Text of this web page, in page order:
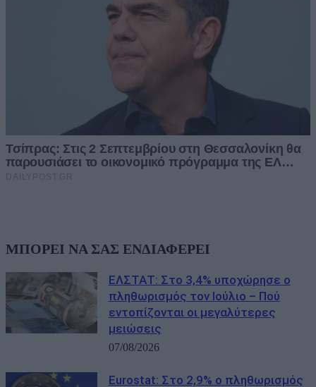
ΜΠΟΡΕΙ ΝΑ ΣΑΣ ΕΝΔΙΑΦΕΡΕΙ
ΕΛΣΤΑΤ: Στο 3,4% υποχώρησε ο
πληθωρισμός τον Ιούλιο – Πού
εντοπίζονται οι μεγαλύτερες
μειώσεις
07/08/2026
Eurostat: Στο 2,9% ο πληθωρισμός